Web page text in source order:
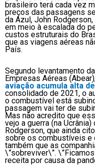
brasileiro terá cada vez
preços das passagens
da Azul, John
em meio à escalada do
custos estruturais do
que as viagens aéreas
País.
Segundo levantamento
Empresas Aéreas
aviação acumula alta
consolidado de 2021, o
o combustível está
passagem vai ter de
Mas não acredito que
vejo a guerra (na
Rodgerson, que ainda
sobre os combustíveis e
também que as
\”sobreviver\”.
receita por causa da